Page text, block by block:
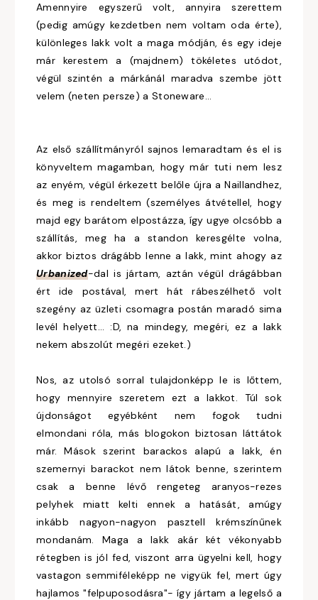
Amennyire egyszerű volt, annyira szerettem
(pedig amúgy kezdetben nem voltam oda érte),
különleges lakk volt a maga módján, és egy ideje
már kerestem a (majdnem) tökéletes utódot,
végül szintén a márkánál maradva szembe jött
velem (neten persze) a Stoneware...
Az első szállítmányról sajnos lemaradtam és el is
könyveltem magamban, hogy már tuti nem lesz
az enyém, végül érkezett belőle újra a Naillandhez,
és meg is rendeltem (személyes átvétellel, hogy
majd egy barátom elpostázza, így ugye olcsóbb a
szállítás, meg ha a standon keresgélte volna,
akkor biztos drágább lenne a lakk, mint ahogy az
Urbanized-dal is jártam, aztán végül drágábban
ért ide postával, mert hát rábeszélhető volt
szegény az üzleti csomagra postán maradó sima
levél helyett... :D, na mindegy, megéri, ez a lakk
nekem abszolút megéri ezeket.)
Nos, az utolsó sorral tulajdonképp le is lőttem,
hogy mennyire szeretem ezt a lakkot. Túl sok
újdonságot egyébként nem fogok tudni
elmondani róla, más blogokon biztosan láttátok
már. Mások szerint barackos alapú a lakk, én
szemernyi barackot nem látok benne, szerintem
csak a benne lévő rengeteg aranyos-rezes
pelyhek miatt kelti ennek a hatását, amúgy
inkább nagyon-nagyon pasztell krémszínűnek
mondanám. Maga a lakk akár két vékonyabb
rétegben is jól fed, viszont arra ügyelni kell, hogy
vastagon semmiféleképp ne vigyük fel, mert úgy
hajlamos "felpuposodásra"- így jártam a legelső a